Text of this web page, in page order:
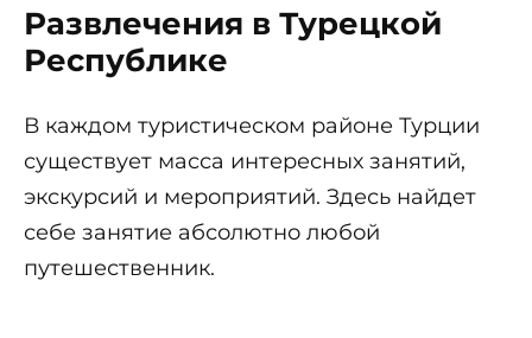
Развлечения в Турецкой
Республике
В каждом туристическом районе Турции
существует масса интересных занятий,
экскурсий и мероприятий. Здесь найдет
себе занятие абсолютно любой
путешественник.